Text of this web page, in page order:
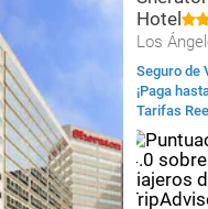
Hotel
Los
Seguro de
¡Paga
Tarifas